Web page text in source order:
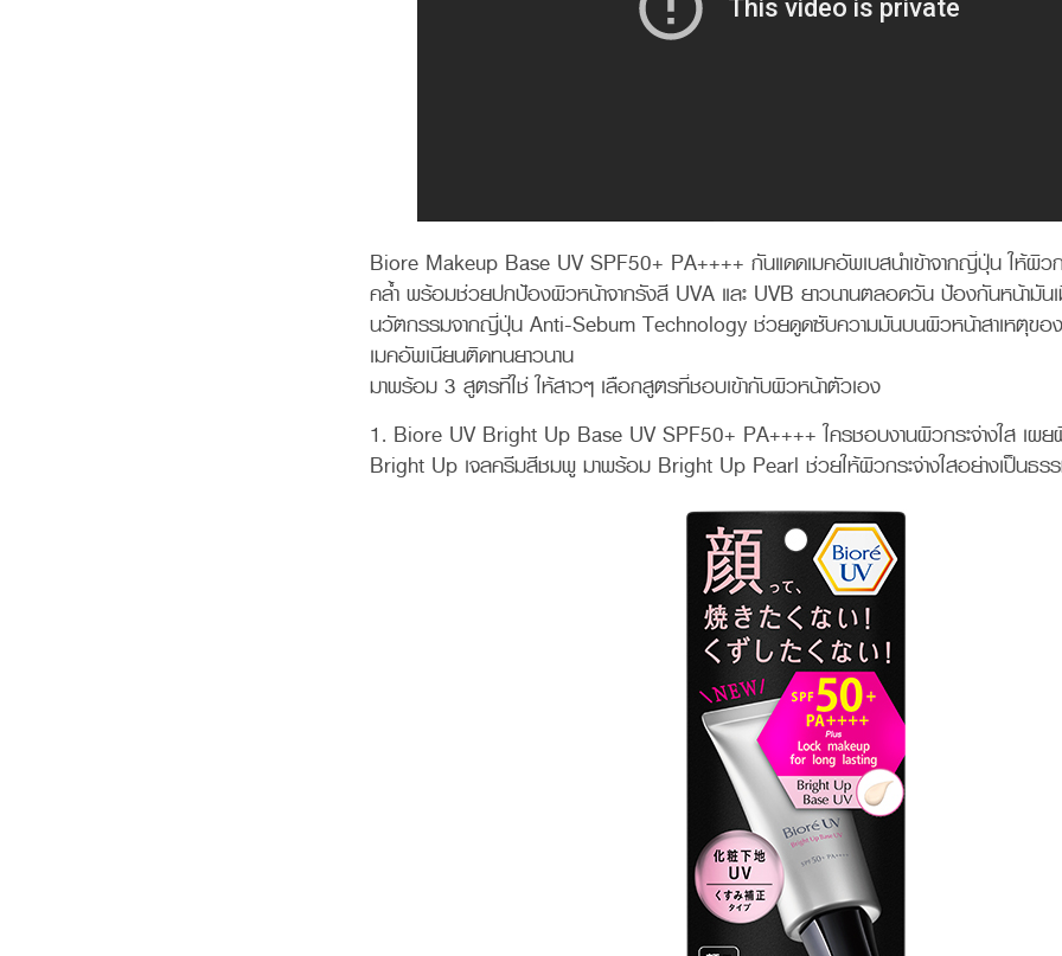
Biore Makeup Base UV SPF50+ PA++++ กันแดดเมคอัพเบสนำเข้าจากญี่ปุ่น ให้ผิวก
คล้ำ พร้อมช่วยปกป้องผิวหน้าจากรังสี UVA และ UVB ยาวนานตลอดวัน ป้องกันหน้ามัน
นวัตกรรมจากญี่ปุ่น Anti-Sebum Technology ช่วยดูดซับความมันบนผิวหน้าสาเหตุขอ
เมคอัพเนียนติดทนยาวนาน
มาพร้อม 3 สูตรที่ใช่ ให้สาวๆ เลือกสูตรที่ชอบเข้ากับผิวหน้าตัวเอง
1. Biore UV Bright Up Base UV SPF50+ PA++++ ใครชอบงานผิวกระจ่างใส เผ
Bright Up เจลครีมสีชมพู มาพร้อม Bright Up Pearl ช่วยให้ผิวกระจ่างใสอย่างเป็นธร